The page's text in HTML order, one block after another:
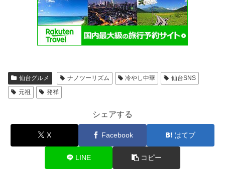
仙台グルメ ナノツーリズム 冷やし中華
仙台SNS
元祖
発祥
シェアする
X Facebook はてブ
LINE コピー